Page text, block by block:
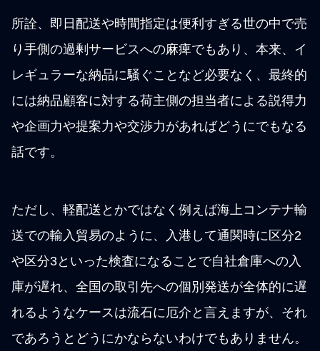
所詮、即日配送や時間指定は便利すぎる世の中で売
り手側の過剰サービスへの麻痺でもあり、本来、イ
レギュラーな納品に騒ぐことなど必要なく、最終的
には納品顧客に対する荷主側の担当者による説得力
や企画力や提案力や交渉力があればどうにでもなる
話です。
ただし、軽配送とかではなく例えば海上コンテナ輸
送での輸入貿易のように、入港して通関時に区分2
や区分3といった検査になることで自社倉庫への入
庫が遅れ、全国の取引先への個別発送が全体的に遅
れるようなケースは流石に厄介と言えますが、それ
であろうとどうにかならないわけでもありません。